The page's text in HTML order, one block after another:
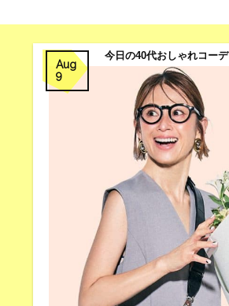
Aug
9
今日の40代おしゃれコーデ